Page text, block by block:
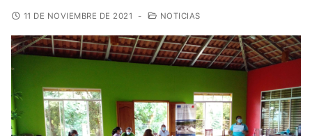
11 DE NOVIEMBRE DE 2021 - NOTICIAS